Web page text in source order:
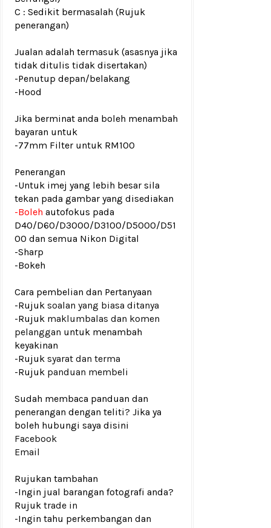
C : Sedikit bermasalah (Rujuk
penerangan)
Jualan adalah termasuk (asasnya jika
tidak ditulis tidak disertakan)
-Penutup depan/belakang
-Hood
Jika berminat anda boleh menambah
bayaran untuk
-77mm Filter untuk RM100
Penerangan
-Untuk imej yang lebih besar sila
tekan pada gambar yang disediakan
-Boleh autofokus pada
D40/D60/D3000/D3100/D5000/D51
00 dan semua Nikon Digital
-Sharp
-Bokeh
Cara pembelian dan Pertanyaan
-Rujuk soalan yang biasa ditanya
-Rujuk maklumbalas dan komen
pelanggan untuk menambah
keyakinan
-Rujuk syarat dan terma
-Rujuk panduan membeli
Sudah membaca panduan dan
penerangan dengan teliti? Jika ya
boleh hubungi saya disini
Facebook
Email
Rujukan tambahan
-Ingin jual barangan fotografi anda?
Rujuk trade in
-Ingin tahu perkembangan dan